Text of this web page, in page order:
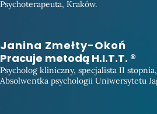
Psychoterapeuta, Kraków.
Janina Zmełty-Okoń
Pracuje metodą H.I.T.T. ®
Psycholog kliniczny, specjalista II
Absolwentka psychologii Uniwersytetu